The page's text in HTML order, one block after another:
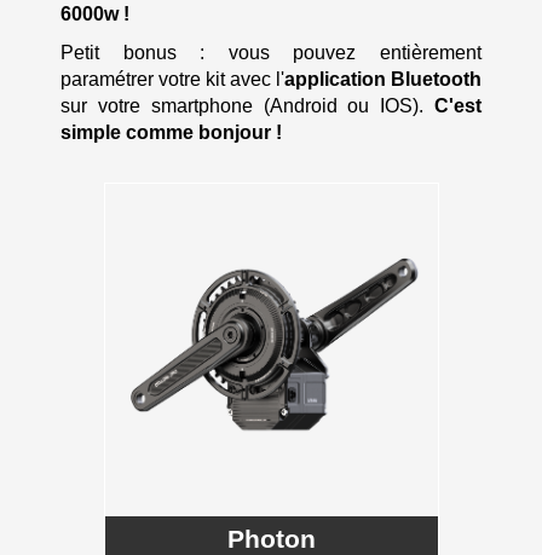
6000w !
Petit bonus : vous pouvez entièrement
paramétrer votre kit avec l'application Bluetooth
sur votre smartphone (Android ou IOS).C'est
simple comme bonjour !
Photon